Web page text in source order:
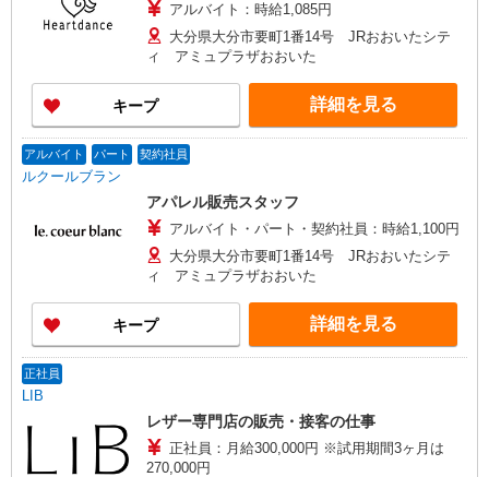
アルバイト：時給1,085円
大分県大分市要町1番14号 JRおおいたシテ
ィ アミュプラザおおいた
キープ 詳細を見る
アルバイト パート 契約社員
ルクールブラン
アパレル販売スタッフ
アルバイト・パート・契約社員：時給1,100円
大分県大分市要町1番14号 JRおおいたシテ
ィ アミュプラザおおいた
キープ 詳細を見る
正社員
LIB
レザー専門店の販売・接客の仕事
正社員：月給300,000円 ※試用期間3ヶ月は
270,000円